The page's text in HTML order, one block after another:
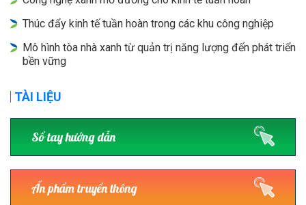
Thúc đẩy kinh tế tuần hoàn trong các khu công nghiệp
Mô hình tòa nhà xanh từ quản trị năng lượng đến phát triển
bền vững
TÀI LIỆU
Sổ tay hướng dẫn
Ấn phẩm truyền thông